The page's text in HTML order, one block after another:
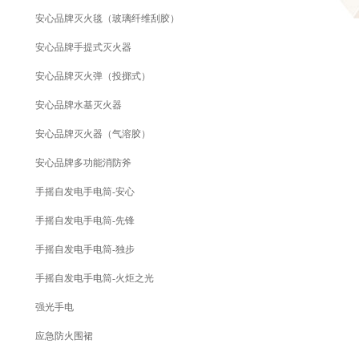
安心品牌灭火毯（玻璃纤维刮胶）
安心品牌手提式灭火器
安心品牌灭火弹（投掷式）
安心品牌水基灭火器
安心品牌灭火器（气溶胶）
安心品牌多功能消防斧
手摇自发电手电筒-安心
手摇自发电手电筒-先锋
手摇自发电手电筒-独步
手摇自发电手电筒-火炬之光
强光手电
应急防火围裙